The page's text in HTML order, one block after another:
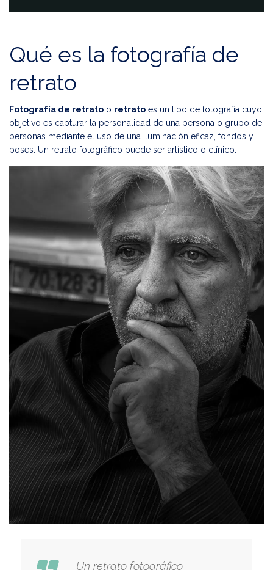
Qué es la fotografía de
retrato
Fotografía de retrato o retrato es un tipo de fotografía cuyo
objetivo es capturar la personalidad de una persona o grupo de
personas mediante el uso de una iluminación eficaz, fondos y
poses. Un retrato fotográfico puede ser artístico o clínico.
Un retrato fotográfico